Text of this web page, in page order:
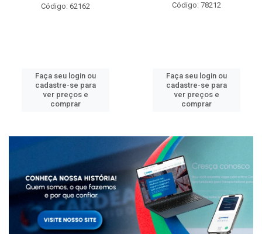
Código: 62162
Faça seu login ou
cadastre-se para
ver preços e
comprar
Código: 78212
Faça seu login ou
cadastre-se para
ver preços e
comprar